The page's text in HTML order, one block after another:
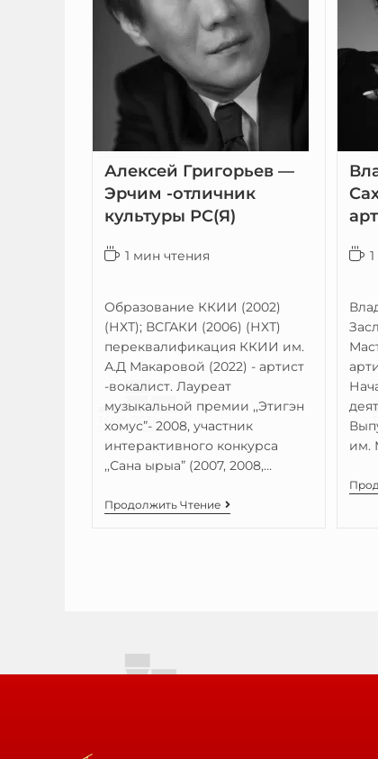
Алексей Григорьев —
Эрчим -отличник
культуры РС(Я)
1 мин чтения
Образование ККИИ (2002)
(НХТ); ВСГАКИ (2006) (НХТ)
переквалификация ККИИ им.
А.Д Макаровой (2022) - артист
-вокалист. Лауреат
музыкальной премии ,,Этигэн
хомус”- 2008, участник
интерактивного конкурса
,,Сана ырыа” (2007, 2008,…
Продолжить Чтение
им.